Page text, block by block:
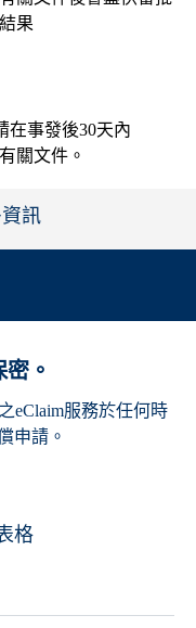
果
在事發後30天內
關文件。
訊
。
eClaim服務於任何時
申請。
格